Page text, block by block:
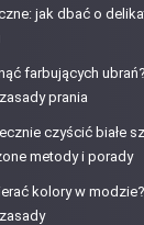
jak dbać o
farbujących
prania
czyścić białe
metody i porady
kolory w